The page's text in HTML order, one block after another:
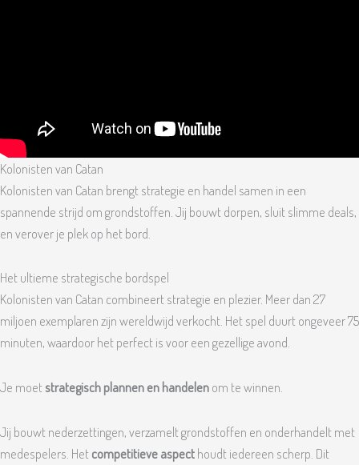
Kolonisten van Catan
Kolonisten van Catan brengt strategie en handel samen in een
spannende strijd om grondstoffen. Jij bouwt dorpen, sluit slimme deals,
en verover je plek op het bord.
Het ultieme strategische bordspel
Kolonisten van Catan combineert strategie en plezier. Meer dan 27
miljoen exemplaren zijn wereldwijd verkocht. Het spel duurt ongeveer 75
minuten, waardoor het perfect is voor een gezellige avond.
Je moetstrategisch plannen en handelenom te winnen.
Jij bouwt nederzettingen, verzamelt grondstoffen en onderhandelt met
medespelers. Hetcompetitieve aspecthoudt iedereen scherp. Dit